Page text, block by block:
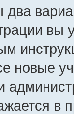
вы
новые
в